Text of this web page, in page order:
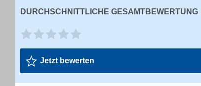
DURCHSCHNITTLICHE GESAMTBEWERTUNG
Jetzt bewerten